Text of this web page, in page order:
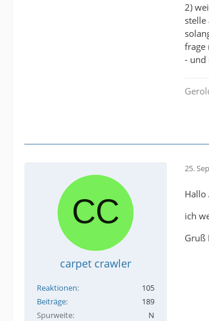
2)
stelle
frage
- und
carpet crawler
Reaktionen
105
Beiträge
189
Spurweite
N
25.
Hallo
ich
Gruß